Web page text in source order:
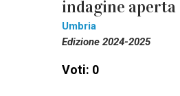
indagine aperta
Umbria
Edizione 2024-2025
Voti: 0